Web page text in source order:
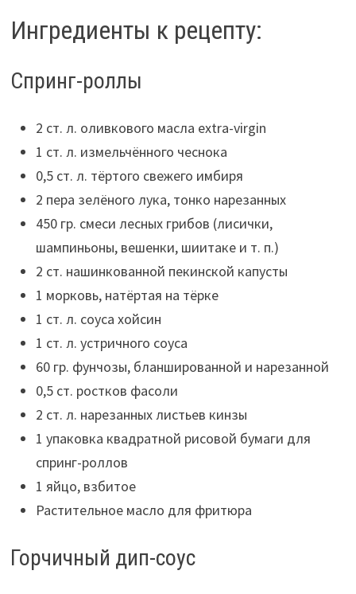
Ингредиенты к рецепту:
Спринг-роллы
2 ст. л. оливкового масла extra-virgin
1 ст. л. измельчённого чеснока
0,5 ст. л. тёртого свежего имбиря
2 пера зелёного лука, тонко нарезанных
450 гр. смеси лесных грибов (лисички,
шампиньоны, вешенки, шиитаке и т. п.)
2 ст. нашинкованной пекинской капусты
1 морковь, натёртая на тёрке
1 ст. л. соуса хойсин
1 ст. л. устричного соуса
60 гр. фунчозы, бланшированной и нарезанной
0,5 ст. ростков фасоли
2 ст. л. нарезанных листьев кинзы
1 упаковка квадратной рисовой бумаги для
спринг-роллов
1 яйцо, взбитое
Растительное масло для фритюра
Горчичный дип-соус